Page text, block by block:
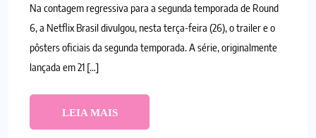
Na contagem regressiva para a segunda temporada de Round
6, a Netflix Brasil divulgou, nesta terça-feira (26), o trailer e o
pôsters oficiais da segunda temporada. A série, originalmente
lançada em 21 […]
LEIA MAIS